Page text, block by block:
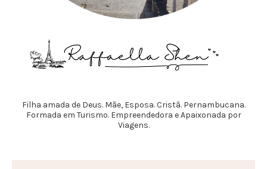
Filha amada de Deus. Mãe, Esposa. Cristã. Pernambucana.
Formada em Turismo. Empreendedora e Apaixonada por
Viagens.